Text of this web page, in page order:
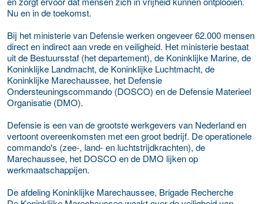
Nu en in de toekomst.
Bij het ministerie van Defensie werken ongeveer 62.000 mensen
direct en indirect aan vrede en veiligheid. Het ministerie bestaat
uit de Bestuursstaf (het departement), de Koninklijke Marine, de
Koninklijke Landmacht, de Koninklijke Luchtmacht, de
Koninklijke Marechaussee, het Defensie
Ondersteuningscommando (DOSCO) en de Defensie Materieel
Organisatie (DMO).
Defensie is een van de grootste werkgevers van Nederland en
vertoont overeenkomsten met een groot bedrijf. De operationele
commando's (zee-, land- en luchtstrijdkrachten), de
Marechaussee, het DOSCO en de DMO lijken op
werkmaatschappijen.
De afdeling Koninklijke Marechaussee, Brigade Recherche